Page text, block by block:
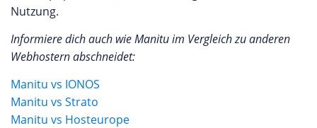
Nutzung.
Informiere dich auch wie Manitu im Vergleich zu anderen
Webhostern abschneidet:
Manitu vs IONOS
Manitu vs Strato
Manitu vs Hosteurope